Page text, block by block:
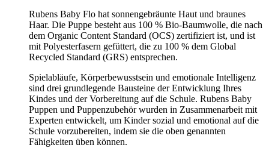
Rubens Baby Flo hat sonnengebräunte Haut und braunes
Haar. Die Puppe besteht aus 100 % Bio-Baumwolle, die nach
dem Organic Content Standard (OCS) zertifiziert ist, und ist
mit Polyesterfasern gefüttert, die zu 100 % dem Global
Recycled Standard (GRS) entsprechen.
Spielabläufe, Körperbewusstsein und emotionale Intelligenz
sind drei grundlegende Bausteine der Entwicklung Ihres
Kindes und der Vorbereitung auf die Schule. Rubens Baby
Puppen und Puppenzubehör wurden in Zusammenarbeit mit
Experten entwickelt, um Kinder sozial und emotional auf die
Schule vorzubereiten, indem sie die oben genannten
Fähigkeiten üben können.